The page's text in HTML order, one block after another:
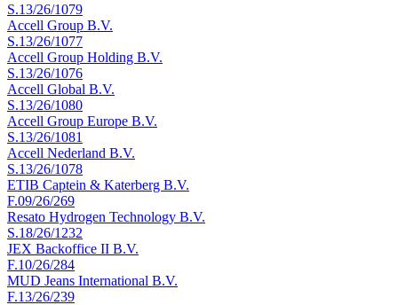
S.13/26/1079
Accell Group B.V.
S.13/26/1077
Accell Group Holding B.V.
S.13/26/1076
Accell Global B.V.
S.13/26/1080
Accell Group Europe B.V.
S.13/26/1081
Accell Nederland B.V.
S.13/26/1078
ETIB Captein & Katerberg B.V.
F.09/26/269
Resato Hydrogen Technology B.V.
S.18/26/1232
JEX Backoffice II B.V.
F.10/26/284
MUD Jeans International B.V.
F.13/26/239